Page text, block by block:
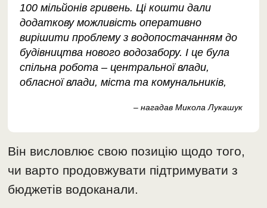
100 мільйонів гривень. Ці кошти дали
додаткову можливість оперативно
вирішити проблему з водопостачанням до
будівництва нового водозабору. І це була
спільна робота – центральної влади,
обласної влади, міста та комунальників,
– нагадав Микола Лукашук
Він висловлює свою позицію щодо того,
чи варто продовжувати підтримувати з
бюджетів водоканали.